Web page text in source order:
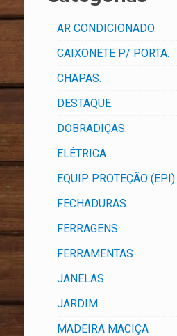
AR CONDICIONADO.
CAIXONETE P/ PORTA.
CHAPAS.
DESTAQUE.
DOBRADIÇAS.
ELÉTRICA.
EQUIP. PROTEÇÃO (EPI).
FECHADURAS.
FERRAGENS
FERRAMENTAS
JANELAS
JARDIM
MADEIRA MACIÇA